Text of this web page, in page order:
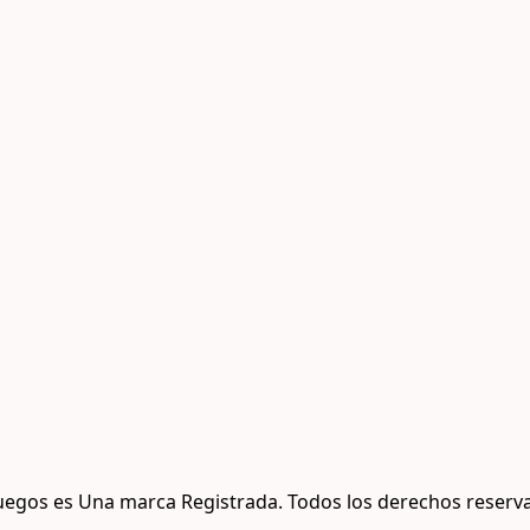
es Una marca Registrada. Todos los derechos